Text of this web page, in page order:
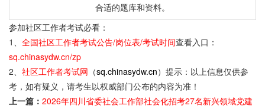
合适的题库和资料。
参加社区工作者考试必看：
1、 全国社区工作者考试公告/岗位表/考试时间查看入口：
sq.chinasydw.cn/zp
2、 社区工作者考试网 （sq.chinasydw.cn）提示：以上信息仅供参
考，如有疑义，请考生以权威部门公布的内容为准！
上一篇： 2026年四川省委社会工作部社会化招考27名新兴领域党建